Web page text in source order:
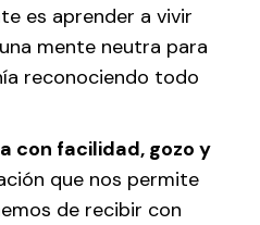
es aprender a vivir
mente neutra para
reconociendo todo
con facilidad, gozo y
que nos permite
de recibir con